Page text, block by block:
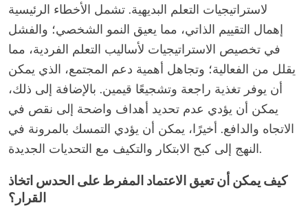
لاستراتيجيات التعلم البديهية. تشمل الأخطاء الرئيسية
إهمال التقييم الذاتي، مما يعيق النمو الشخصي؛ والفشل
في تخصيص الاستراتيجيات لأساليب التعلم الفردية، مما
يقلل من الفعالية؛ وتجاهل أهمية دعم المجتمع، الذي يمكن
أن يوفر تغذية راجعة وتشجيعًا قيمين. بالإضافة إلى ذلك،
يمكن أن يؤدي عدم تحديد أهداف واضحة إلى نقص في
الاتجاه والدافع. أخيرًا، يمكن أن يؤدي التمسك بالمرونة في
النهج إلى كبح الابتكار والتكيف مع التحديات الجديدة.
كيف يمكن أن تعيق الاعتماد المفرط على الحدس اتخاذ
القرار؟